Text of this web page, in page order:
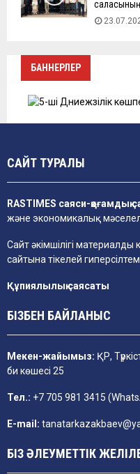
саласының
БАННЕРЛЕР
САЙТ ТУРАЛЫ
RASTIMES саяси-қоғамдық
және экономикалық
Сайт әкімшілігі материалды
сайтына тікелей
Құпиялылық саясаты
БІЗБЕН БАЙЛАНЫС
Мекен-жайымыз: ҚР,
би көшесі 25
Тел.: +7 705 981 3415
E-mail:
БІЗ ӘЛЕУМЕТТІК